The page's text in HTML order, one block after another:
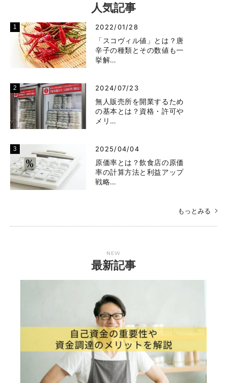
人気記事
2022/01/28
「スコヴィル値」とは？唐
辛子の種類とその数値も一
挙解…
2024/07/23
無人販売所を開業するため
の基本とは？資格・許可や
メリ…
2025/04/04
原価率とは？飲食店の原価
率の計算方法と利益アップ
戦略…
もっとみる
NEW
最新記事